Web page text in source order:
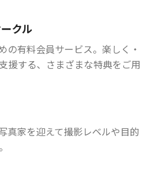
クル
の有料会員サービス。楽しく・
援する、さまざまな特典をご用
真家を迎えて撮影レベルや目的